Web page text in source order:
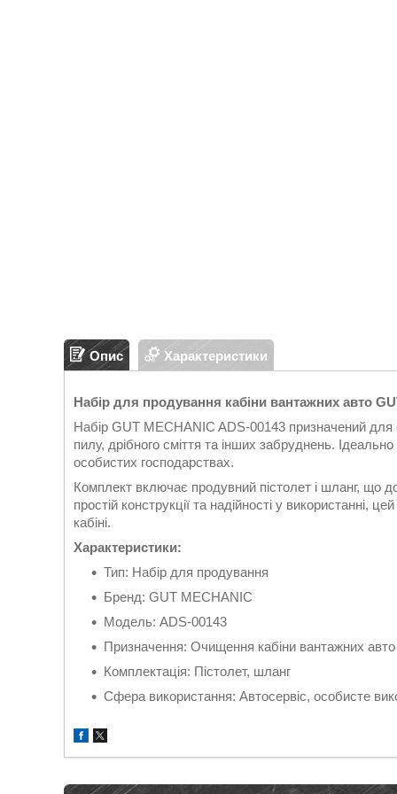
Опис Характеристики
Набір для продування кабіни вантажних авто
Набір GUT MECHANIC ADS-00143 призначений
пилу, дрібного сміття та інших забруднень.
особистих господарствах.
Комплект включає продувний пістолет і шланг, що
простій конструкції та надійності у використанні,
кабіні.
Характеристики:
Тип: Набір для продування
Бренд: GUT MECHANIC
Модель: ADS-00143
Призначення: Очищення кабіни вантажних авто
Комплектація: Пістолет, шланг
Сфера використання: Автосервіс, особисте